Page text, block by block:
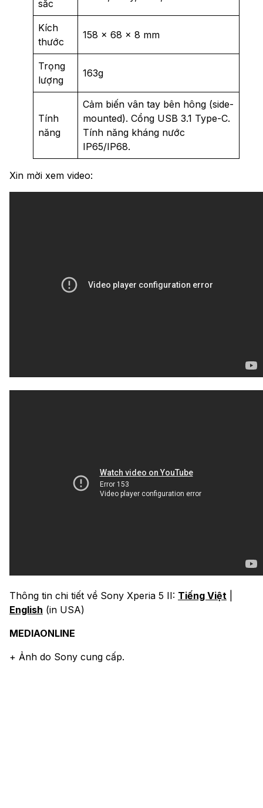
sắc
Kích
thước
158 x 68 x 8 mm
Trọng
lượng
163g
Tính
năng
Cảm biến vân tay bên hông (side-
mounted). Cổng USB 3.1 Type-C.
Tính năng kháng nước
IP65/IP68.
Xin mời xem video:
Thông tin chi tiết về Sony Xperia 5 II: Tiếng Việt
English (in USA)
MEDIAONLINE
+ Ảnh do Sony cung cấp.